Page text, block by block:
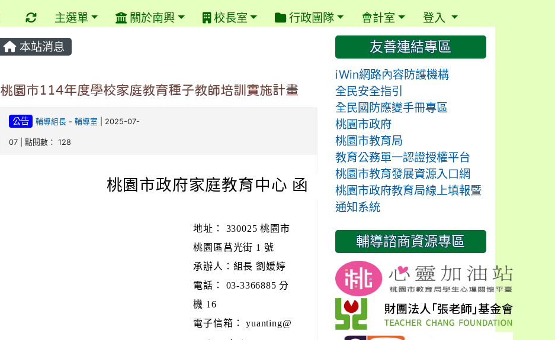
重新取得佈景設定
主選單 關於南興 校長室 行政團隊 會計室 登入
本站消息
桃園市114年度學校家庭教育種子教師培訓實施計畫
公告 輔導組長- 輔導室 | 2025-07-
07 | 點閱數： 128
桃園市政府家庭教育中心 函
地址： 330025 桃園市
桃園區莒光街 1 號
承辦人：組長 劉媛婷
電話： 03-3366885 分
機 16
電子信箱： yuanting@
友善連結專區
iWin網路內容防護機構
全民安全指引
全民國防應變手冊專區
桃園市政府
桃園市教育局
教育公務單一認證授權平台
桃園市教育發展資源入口網
桃園市政府教育局線上填報暨
通知系統
輔導諮商資源專區